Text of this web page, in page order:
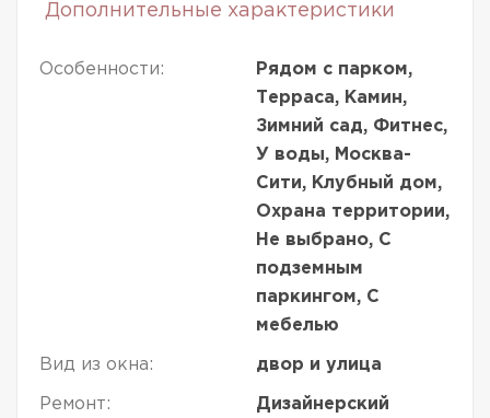
Дополнительные характеристики
Особенности:
Рядом с парком,
Терраса, Камин,
Зимний сад, Фитнес,
У воды, Москва-
Сити, Клубный дом,
Охрана территории,
Не выбрано, С
подземным
паркингом, С
мебелью
Вид из окна: двор и улица
Ремонт:
Дизайнерский